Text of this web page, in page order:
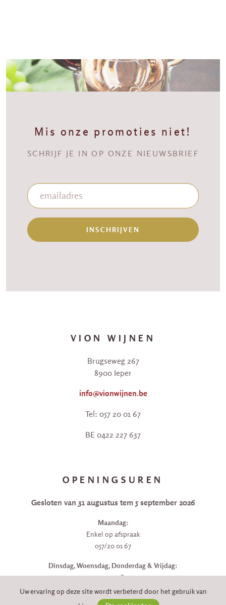
Mis onze promoties niet!
SCHRIJF JE IN OP ONZE NIEUWSBRIEF
INSCHRIJVEN
VION WIJNEN
Brugseweg 267
8900 Ieper
info@vionwijnen.be
Tel: 057 20 01 67
BE 0422 227 637
OPENINGSUREN
Gesloten van 31 augustus tem 5 september 2026
Maandag:
Enkel op afspraak
057/20 01 67
Dinsdag, Woensdag, Donderdag & Vrijdag:
9u30 - 18u
Zaterdag:
Uw ervaring op deze site wordt verbeterd door het gebruik van